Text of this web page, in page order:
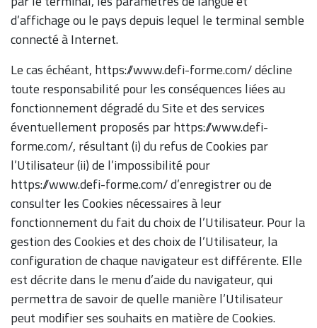
d’affichage ou le pays depuis lequel le terminal semble
connecté à Internet.
Le cas échéant, https://www.defi-forme.com/ décline
toute responsabilité pour les conséquences liées au
fonctionnement dégradé du Site et des services
éventuellement proposés par https://www.defi-
forme.com/, résultant (i) du refus de Cookies par
l’Utilisateur (ii) de l’impossibilité pour
https://www.defi-forme.com/ d’enregistrer ou de
consulter les Cookies nécessaires à leur
fonctionnement du fait du choix de l’Utilisateur. Pour la
gestion des Cookies et des choix de l’Utilisateur, la
configuration de chaque navigateur est différente. Elle
est décrite dans le menu d’aide du navigateur, qui
permettra de savoir de quelle manière l’Utilisateur
peut modifier ses souhaits en matière de Cookies.